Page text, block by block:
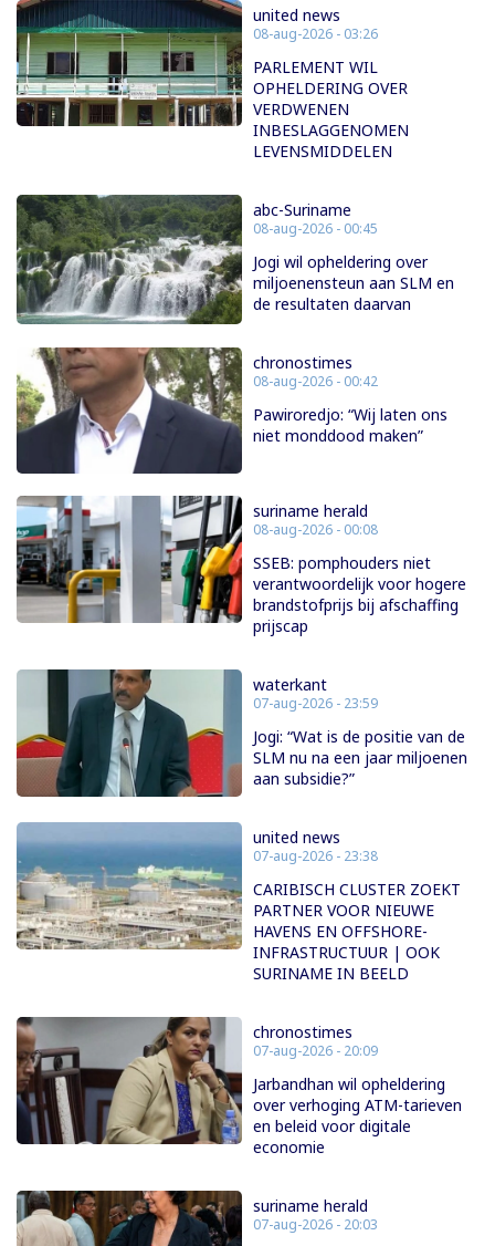
united news
08-aug-2026 - 03:26
PARLEMENT WIL
OPHELDERING OVER
VERDWENEN
INBESLAGGENOMEN
LEVENSMIDDELEN
abc-Suriname
08-aug-2026 - 00:45
Jogi wil opheldering over
miljoenensteun aan SLM en
de resultaten daarvan
chronostimes
08-aug-2026 - 00:42
Pawiroredjo: “Wij laten ons
niet monddood maken”
suriname herald
08-aug-2026 - 00:08
SSEB: pomphouders niet
verantwoordelijk voor hogere
brandstofprijs bij afschaffing
prijscap
waterkant
07-aug-2026 - 23:59
Jogi: “Wat is de positie van de
SLM nu na een jaar miljoenen
aan subsidie?”
united news
07-aug-2026 - 23:38
CARIBISCH CLUSTER ZOEKT
PARTNER VOOR NIEUWE
HAVENS EN OFFSHORE-
INFRASTRUCTUUR | OOK
SURINAME IN BEELD
chronostimes
07-aug-2026 - 20:09
Jarbandhan wil opheldering
over verhoging ATM-tarieven
en beleid voor digitale
economie
suriname herald
07-aug-2026 - 20:03